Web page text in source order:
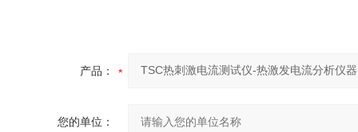
产品：
您的单位：